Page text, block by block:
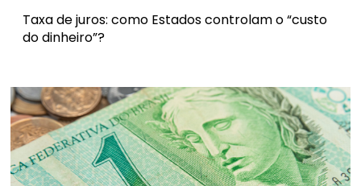
Taxa de juros: como Estados controlam o “custo
do dinheiro”?